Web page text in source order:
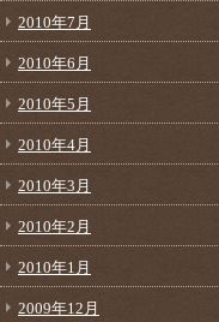
2010年7月
2010年6月
2010年5月
2010年4月
2010年3月
2010年2月
2010年1月
2009年12月